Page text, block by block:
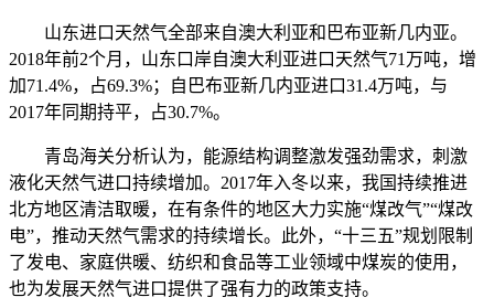
山东进口天然气全部来自澳大利亚和巴布亚新几内亚。
2018年前2个月，山东口岸自澳大利亚进口天然气71万吨，增
加71.4%，占69.3%；自巴布亚新几内亚进口31.4万吨，与
2017年同期持平，占30.7%。
青岛海关分析认为，能源结构调整激发强劲需求，刺激
液化天然气进口持续增加。2017年入冬以来，我国持续推进
北方地区清洁取暖，在有条件的地区大力实施“煤改气”“煤改
电”，推动天然气需求的持续增长。此外，“十三五”规划限制
了发电、家庭供暖、纺织和食品等工业领域中煤炭的使用，
也为发展天然气进口提供了强有力的政策支持。